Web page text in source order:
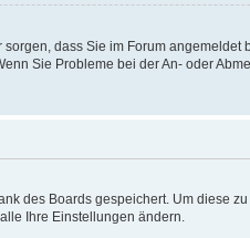
dass Sie im Forum
Sie Probleme bei der An- oder
des Boards gespeichert. Um diese
Ihre Einstellungen ändern.